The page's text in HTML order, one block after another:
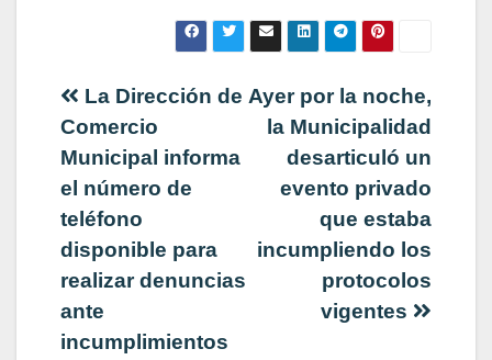
Navegación
de
entradas
Ayer por la noche,
la Municipalidad
desarticuló un
evento privado
que estaba
incumpliendo los
protocolos
vigentes
La Dirección de
Comercio
Municipal informa
el número de
teléfono
disponible para
realizar denuncias
ante
incumplimientos